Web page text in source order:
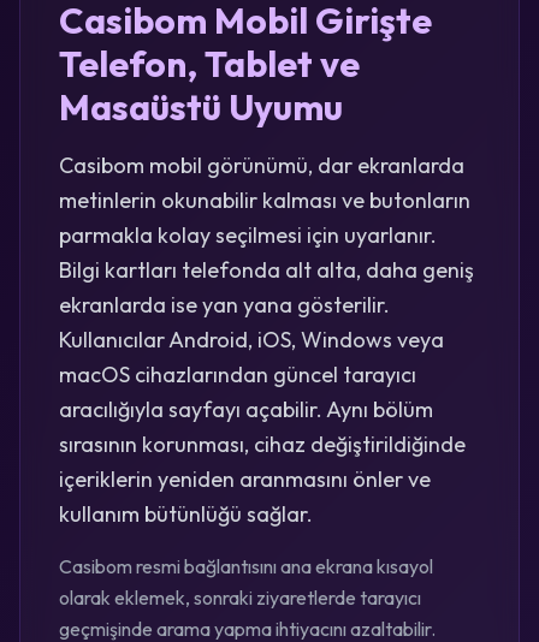
Casibom Mobil Girişte
Telefon, Tablet ve
Masaüstü Uyumu
Casibom mobil görünümü, dar ekranlarda
metinlerin okunabilir kalması ve butonların
parmakla kolay seçilmesi için uyarlanır.
Bilgi kartları telefonda alt alta, daha geniş
ekranlarda ise yan yana gösterilir.
Kullanıcılar Android, iOS, Windows veya
macOS cihazlarından güncel tarayıcı
aracılığıyla sayfayı açabilir. Aynı bölüm
sırasının korunması, cihaz değiştirildiğinde
içeriklerin yeniden aranmasını önler ve
kullanım bütünlüğü sağlar.
Casibom resmi bağlantısını ana ekrana kısayol
olarak eklemek, sonraki ziyaretlerde tarayıcı
geçmişinde arama yapma ihtiyacını azaltabilir.